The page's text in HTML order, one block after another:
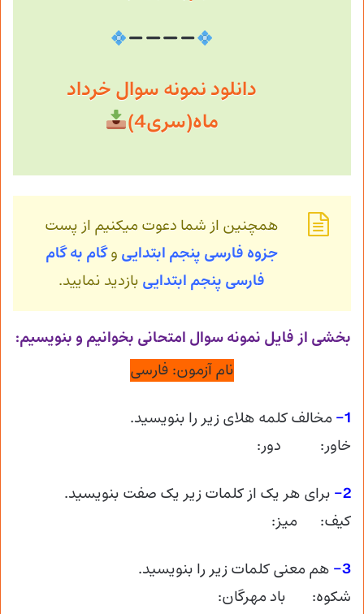
دانلود نمونه سوال خرداد
ماه(سری4)
همچنین از شما دعوت میکنیم از پست
جزوه فارسی پنجم ابتدایی وگام به گام
فارسی پنجم ابتدایی بازدید نمایید.
بخشی از فایل نمونه سوال امتحانی بخوانیم و بنویسیم:
نام آزمون: فارسی
1- مخالف کلمه هلای زیر را بنویسید.
خاور: دور:
2- برای هر یک از کلمات زیر یک صفت بنویسید.
کیف: میز:
3- هم معنی کلمات زیر را بنویسید.
شکوه: باد مهرگان: